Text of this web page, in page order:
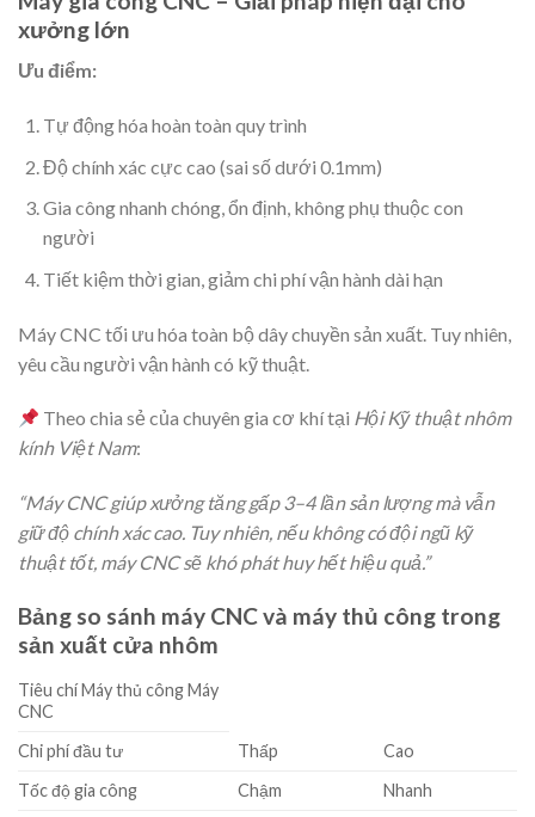
xưởng lớn
Ưu điểm:
Tự động hóa hoàn toàn quy trình
Độ chính xác cực cao (sai số dưới 0.1mm)
Gia công nhanh chóng, ổn định, không phụ thuộc con
người
Tiết kiệm thời gian, giảm chi phí vận hành dài hạn
Máy CNC tối ưu hóa toàn bộ dây chuyền sản xuất. Tuy nhiên,
yêu cầu người vận hành có kỹ thuật.
Theo chia sẻ của chuyên gia cơ khí tại Hội Kỹ thuật nhôm
kính Việt Nam:
“Máy CNC giúp xưởng tăng gấp 3–4 lần sản lượng mà vẫn
giữ độ chính xác cao. Tuy nhiên, nếu không có đội ngũ kỹ
thuật tốt, máy CNC sẽ khó phát huy hết hiệu quả.”
Bảng so sánh máy CNC và máy thủ công trong
sản xuất cửa nhôm
Tiêu chí Máy thủ công Máy
CNC
Chi phí đầu tư
Thấp
Cao
Tốc độ gia công
Chậm Nhanh